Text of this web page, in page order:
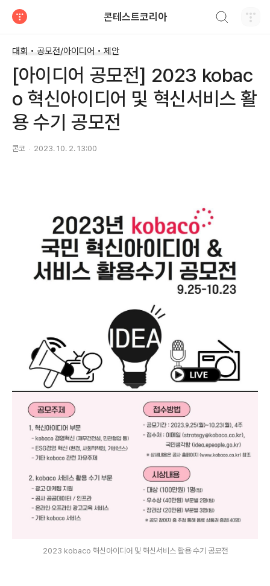
콘테스트코리아
대회 • 공모전/아이디어 • 제안
[아이디어 공모전] 2023 kobac
o 혁신아이디어 및 혁신서비스 활
용 수기 공모전
콘코 2023. 10. 2. 13:00
2023 kobaco 혁신아이디어 및 혁신서비스 활용 수기 공모전